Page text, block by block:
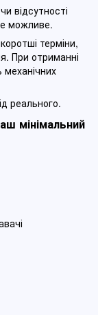
відсутності
можливе.
терміни,
При отриманні
механічних
реального.
мінімальний